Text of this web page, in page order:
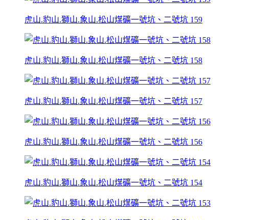
虎山.豹山.獅山.象山.松山煤礦一號坑、二號坑 159
虎山.豹山.獅山.象山.松山煤礦一號坑、二號坑 158
虎山.豹山.獅山.象山.松山煤礦一號坑、二號坑 157
虎山.豹山.獅山.象山.松山煤礦一號坑、二號坑 156
虎山.豹山.獅山.象山.松山煤礦一號坑、二號坑 154